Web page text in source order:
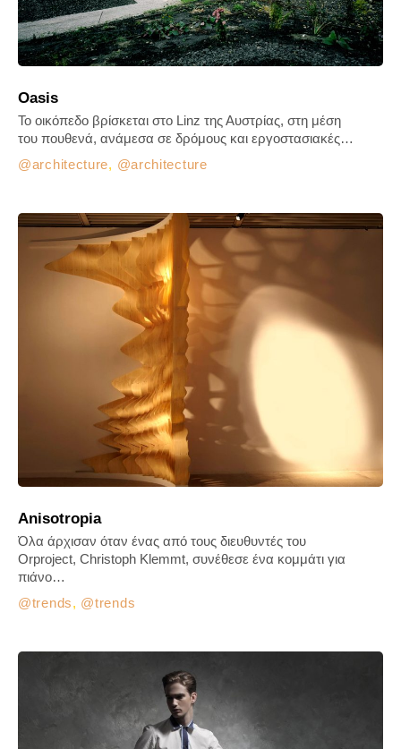
Oasis
architecture, architecture
Το οικόπεδο βρίσκεται στο Linz της Αυστρίας, στη μέση
του πουθενά, ανάμεσα σε δρόμους και εργοστασιακές…
Anisotropia
trends, trends
Όλα άρχισαν όταν ένας από τους διευθυντές του
Orproject, Christoph Klemmt, συνέθεσε ένα κομμάτι για
πιάνο…